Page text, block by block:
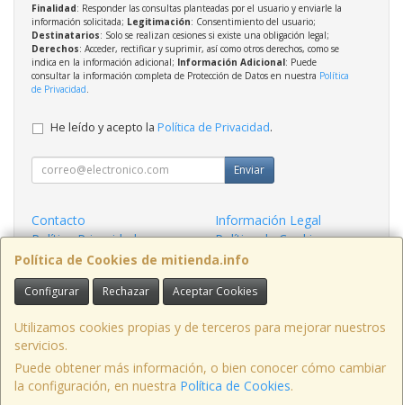
Política de Cookies de mitienda.info
Configurar Rechazar Aceptar Cookies
Utilizamos cookies propias y de terceros para mejorar nuestros
servicios.
Puede obtener más información, o bien conocer cómo cambiar
la configuración, en nuestra Política de Cookies.
Finalidad: Responder las consultas planteadas por el usuario y enviarle la
información solicitada; Legitimación: Consentimiento del usuario;
Destinatarios: Solo se realizan cesiones si existe una obligación legal;
Derechos: Acceder, rectificar y suprimir, así como otros derechos, como se
indica en la información adicional; Información Adicional: Puede
consultar la información completa de Protección de Datos en nuestra Política
de Privacidad
He leído y acepto la Política de Privacidad.
Enviar
Contacto
Información Legal
Política Privacidad
Política de Cookies
Condiciones de Compra
Formas de Pago
Contacto
admin@mitienda.info
, , , , España. - C.I.F.: B14619571 - Tfno: